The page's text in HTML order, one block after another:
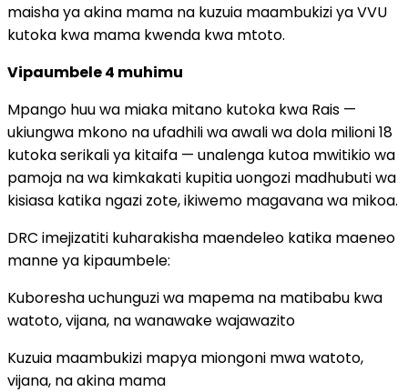
maisha ya akina mama na kuzuia maambukizi ya VVU
kutoka kwa mama kwenda kwa mtoto.
Vipaumbele 4 muhimu
Mpango huu wa miaka mitano kutoka kwa Rais —
ukiungwa mkono na ufadhili wa awali wa dola milioni 18
kutoka serikali ya kitaifa — unalenga kutoa mwitikio wa
pamoja na wa kimkakati kupitia uongozi madhubuti wa
kisiasa katika ngazi zote, ikiwemo magavana wa mikoa.
DRC imejizatiti kuharakisha maendeleo katika maeneo
manne ya kipaumbele:
Kuboresha uchunguzi wa mapema na matibabu kwa
watoto, vijana, na wanawake wajawazito
Kuzuia maambukizi mapya miongoni mwa watoto,
vijana, na akina mama